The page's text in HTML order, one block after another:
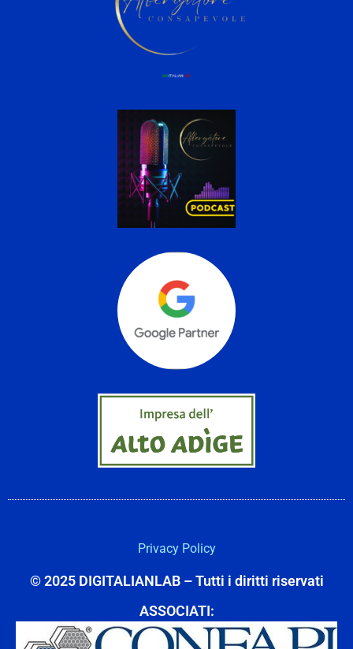
Privacy Policy
© 2025 DIGITALIANLAB – Tutti i diritti riservati
ASSOCIATI: